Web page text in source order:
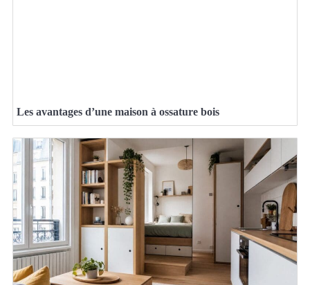
Les avantages d’une maison à ossature bois